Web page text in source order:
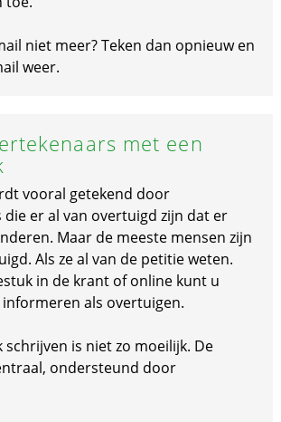
niet meer? Teken dan opnieuw en
weer.
met een
vooral getekend door
er al van overtuigd zijn dat er
Maar de meeste mensen zijn
Als ze al van de petitie weten.
in de krant of online kunt u
informeren als overtuigen.
schrijven is niet zo moeilijk. De
ondersteund door